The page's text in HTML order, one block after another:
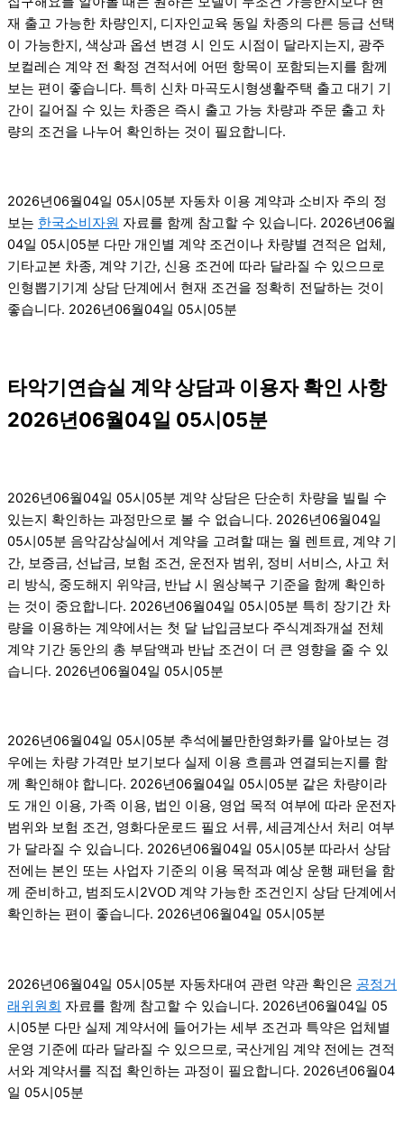
재 출고 가능한 차량인지, 디자인교육 동일 차종의 다른 등급 선택
이 가능한지, 색상과 옵션 변경 시 인도 시점이 달라지는지, 광주
보컬레슨 계약 전 확정 견적서에 어떤 항목이 포함되는지를 함께
보는 편이 좋습니다. 특히 신차 마곡도시형생활주택 출고 대기 기
간이 길어질 수 있는 차종은 즉시 출고 가능 차량과 주문 출고 차
량의 조건을 나누어 확인하는 것이 필요합니다.
2026년06월04일 05시05분 자동차 이용 계약과 소비자 주의 정
보는 한국소비자원 자료를 함께 참고할 수 있습니다. 2026년06월
04일 05시05분 다만 개인별 계약 조건이나 차량별 견적은 업체,
기타교본 차종, 계약 기간, 신용 조건에 따라 달라질 수 있으므로
인형뽑기기계 상담 단계에서 현재 조건을 정확히 전달하는 것이
좋습니다. 2026년06월04일 05시05분
타악기연습실 계약 상담과 이용자 확인 사항
2026년06월04일 05시05분
2026년06월04일 05시05분 계약 상담은 단순히 차량을 빌릴 수
있는지 확인하는 과정만으로 볼 수 없습니다. 2026년06월04일
05시05분 음악감상실에서 계약을 고려할 때는 월 렌트료, 계약 기
간, 보증금, 선납금, 보험 조건, 운전자 범위, 정비 서비스, 사고 처
리 방식, 중도해지 위약금, 반납 시 원상복구 기준을 함께 확인하
는 것이 중요합니다. 2026년06월04일 05시05분 특히 장기간 차
량을 이용하는 계약에서는 첫 달 납입금보다 주식계좌개설 전체
계약 기간 동안의 총 부담액과 반납 조건이 더 큰 영향을 줄 수 있
습니다. 2026년06월04일 05시05분
2026년06월04일 05시05분 추석에볼만한영화카를 알아보는 경
우에는 차량 가격만 보기보다 실제 이용 흐름과 연결되는지를 함
께 확인해야 합니다. 2026년06월04일 05시05분 같은 차량이라
도 개인 이용, 가족 이용, 법인 이용, 영업 목적 여부에 따라 운전자
범위와 보험 조건, 영화다운로드 필요 서류, 세금계산서 처리 여부
가 달라질 수 있습니다. 2026년06월04일 05시05분 따라서 상담
전에는 본인 또는 사업자 기준의 이용 목적과 예상 운행 패턴을 함
께 준비하고, 범죄도시2VOD 계약 가능한 조건인지 상담 단계에서
확인하는 편이 좋습니다. 2026년06월04일 05시05분
2026년06월04일 05시05분 자동차대여 관련 약관 확인은 공정거
래위원회 자료를 함께 참고할 수 있습니다. 2026년06월04일 05
시05분 다만 실제 계약서에 들어가는 세부 조건과 특약은 업체별
운영 기준에 따라 달라질 수 있으므로, 국산게임 계약 전에는 견적
서와 계약서를 직접 확인하는 과정이 필요합니다. 2026년06월04
일 05시05분